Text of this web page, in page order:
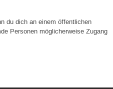
du dich an einem öffentlichen
Personen möglicherweise Zugang